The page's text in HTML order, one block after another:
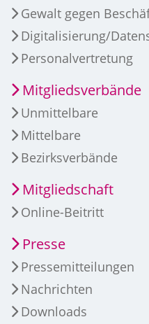
Gewalt gegen
Digitalisierung/
Personalvertretung
Mitgliedsverbände
Unmittelbare
Mittelbare
Bezirksverbände
Mitgliedschaft
Online-Beitritt
Presse
Pressemitteilungen
Nachrichten
Downloads